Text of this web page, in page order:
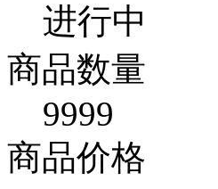
进行中
商品数量
9999
商品价格